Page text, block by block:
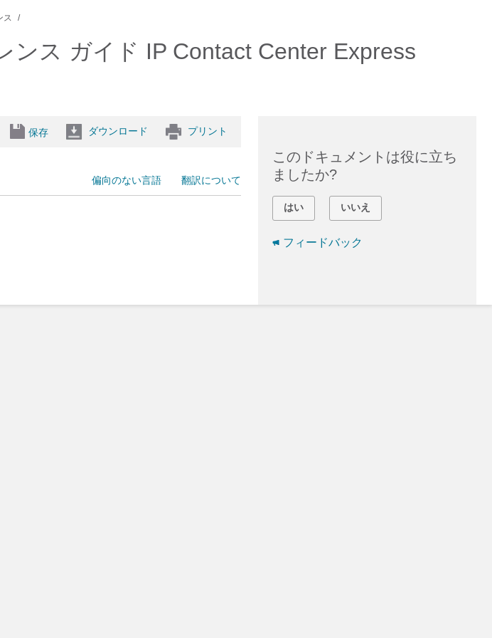
ス
ンス ガイド IP Contact Center Express
保存 ダウンロード プリント
偏向のない言語
翻訳について
このドキュメントは役に立ち
ましたか?
はい いいえ
フィードバック